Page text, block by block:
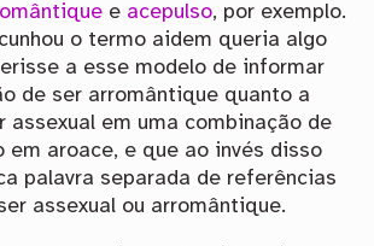
e acepulso, por exemplo.
o termo aidem queria algo
a esse modelo de informar
de ser arromântique quanto a
assexual em uma combinação de
em aroace, e que ao invés disso
palavra separada de referências
assexual ou arromântique.